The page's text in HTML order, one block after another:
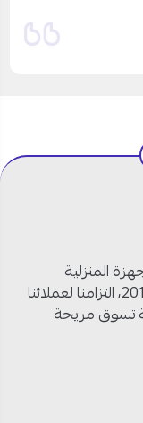
المنزلية
والكهربائية وأنظمة التكييف. تأسست في 2012، التزامنا لعملائنا
تسوق مريحة